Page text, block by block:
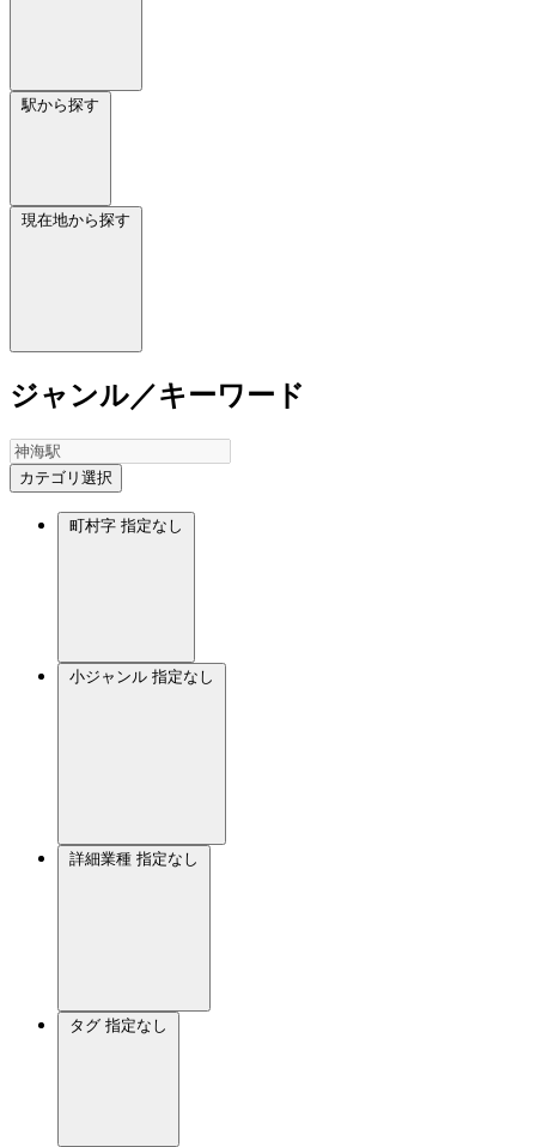
駅から探す
現在地から探す
ジャンル／キーワード
カテゴリ選択
町村字 指定なし
小ジャンル 指定なし
詳細業種 指定なし
タグ 指定なし